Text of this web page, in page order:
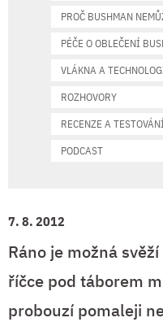
7. 8. 2012
Ráno je možná
říčce pod táborem
probouzí pomaleji
PROČ BUSHMAN
PÉČE O OBLEČENÍ
VLÁKNA A
ROZHOVORY
RECENZE A TESTOVÁNÍ
PODCAST